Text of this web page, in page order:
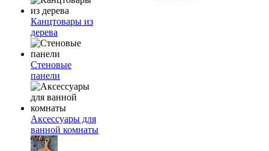
Канцтовары из
дерева
Стеновые
панели
Аксессуары для
ванной комнаты